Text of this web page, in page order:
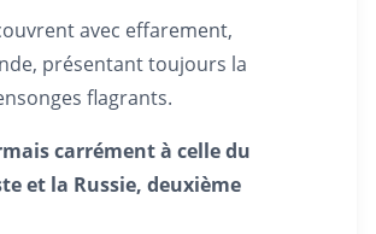
avec effarement,
présentant toujours la
flagrants.
carrément à celle du
et la Russie, deuxième